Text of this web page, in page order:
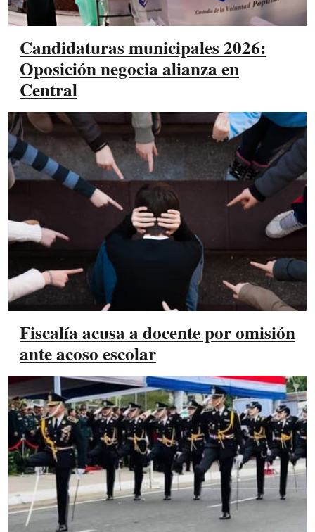
Candidaturas municipales 2026:
Oposición negocia alianza en
Central
Fiscalía acusa a docente por omisión
ante acoso escolar